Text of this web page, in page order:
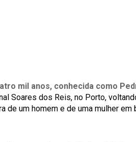
mil anos, conhecida como
Soares dos Reis, no Porto,
um homem e de uma mulher